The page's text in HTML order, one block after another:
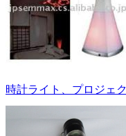
時計ライト、プロジェ